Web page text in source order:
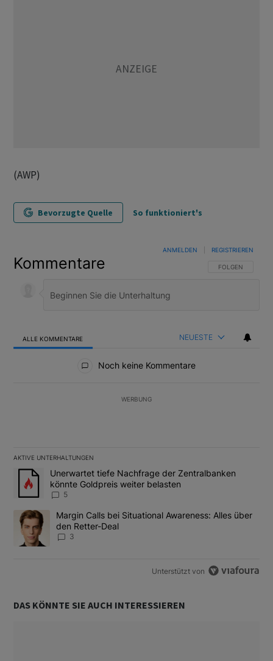
(AWP)
Bevorzugte Quelle So funktioniert's
Kommentare FOLGE DIESER
FOLGEN
ANMELDEN REGISTRIEREN
ALLE KOMMENTARE NEUESTE
Noch keine Kommentare
WERBUNG
AKTIVE UNTERHALTUNGEN
Das Folgende ist eine Liste der am meisten kommentierten
Ein Trendartikel mit dem Titel "Unerwartet tiefe Nachfrage der
Unerwartet tiefe Nachfrage der Zentralbanken
könnte Goldpreis weiter belasten
5
Ein Trendartikel mit dem Titel "Margin Calls bei Situational
Margin Calls bei Situational Awareness: Alles über
den Retter-Deal
3
Unterstützt von
DAS KÖNNTE SIE AUCH INTERESSIEREN